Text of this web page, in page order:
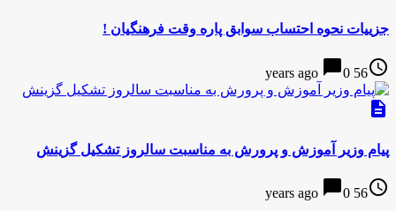
جزییات نحوه احتساب سوابق پاره وقت فرهنگیان !
access_time
56 years ago
chat_bubble0
description
پیام وزیر آموزش و پرورش به مناسبت سالروز تشکیل گزینش
access_time
56 years ago
chat_bubble0